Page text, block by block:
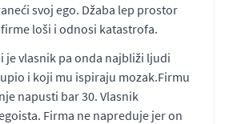
svoj ego. Džaba lep prostor
loši i odnosi katastrofa.
je vlasnik pa onda najbliži ljudi
i koji mu ispiraju mozak.Firmu
napusti bar 30. Vlasnik
Firma ne napreduje jer on